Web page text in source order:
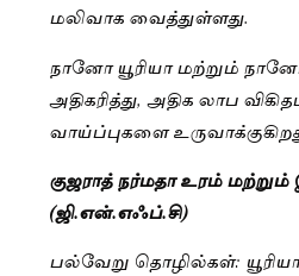
மலிவாக வைத்துள்ளது.
நானோ யூரியா மற்றும்
அதிகரித்து, அதிக லாப
வாய்ப்புகளை
குஜராத் நர்மதா உரம்
(ஜி.என்.எஃப்.சி)
பல்வேறு தொழில்கள்: